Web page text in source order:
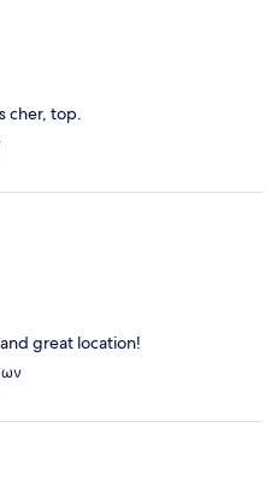
cher, top.
great location!